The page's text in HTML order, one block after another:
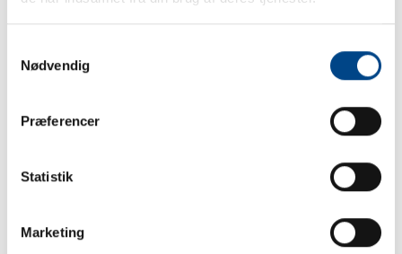
Nødvendig
Præferencer
Statistik
Marketing